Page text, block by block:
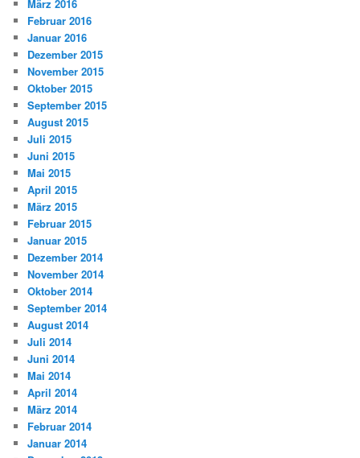
März 2016
Februar 2016
Januar 2016
Dezember 2015
November 2015
Oktober 2015
September 2015
August 2015
Juli 2015
Juni 2015
Mai 2015
April 2015
März 2015
Februar 2015
Januar 2015
Dezember 2014
November 2014
Oktober 2014
September 2014
August 2014
Juli 2014
Juni 2014
Mai 2014
April 2014
März 2014
Februar 2014
Januar 2014